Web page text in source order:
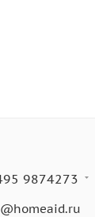
9874273